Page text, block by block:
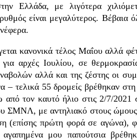
Ελλάδα, με λιγότερα
είναι μεγαλύτερος. Βέβαια
κανονικά τέλος Μαΐου αλλά
για αρχές Ιουλίου, σε
αλλά και της ζέστης οι
– τελικά 55 δρομείς βρέθηκαν
τον καυτό ήλιο στις 2/7/2021
ΣΜΝΛ, με αντηλιακό στους
(επίσης πρώτη φορά σε αγώνα),
μου παπούτσια